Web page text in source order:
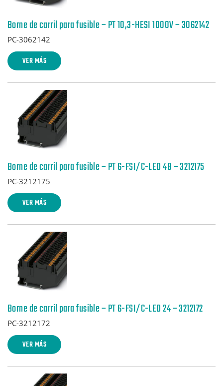
Borne de carril para fusible – PT 10,3-HESI 1000V – 3062142
PC-3062142
VER MÁS
Borne de carril para fusible – PT 6-FSI/C-LED 48 – 3212175
PC-3212175
VER MÁS
Borne de carril para fusible – PT 6-FSI/C-LED 24 – 3212172
PC-3212172
VER MÁS